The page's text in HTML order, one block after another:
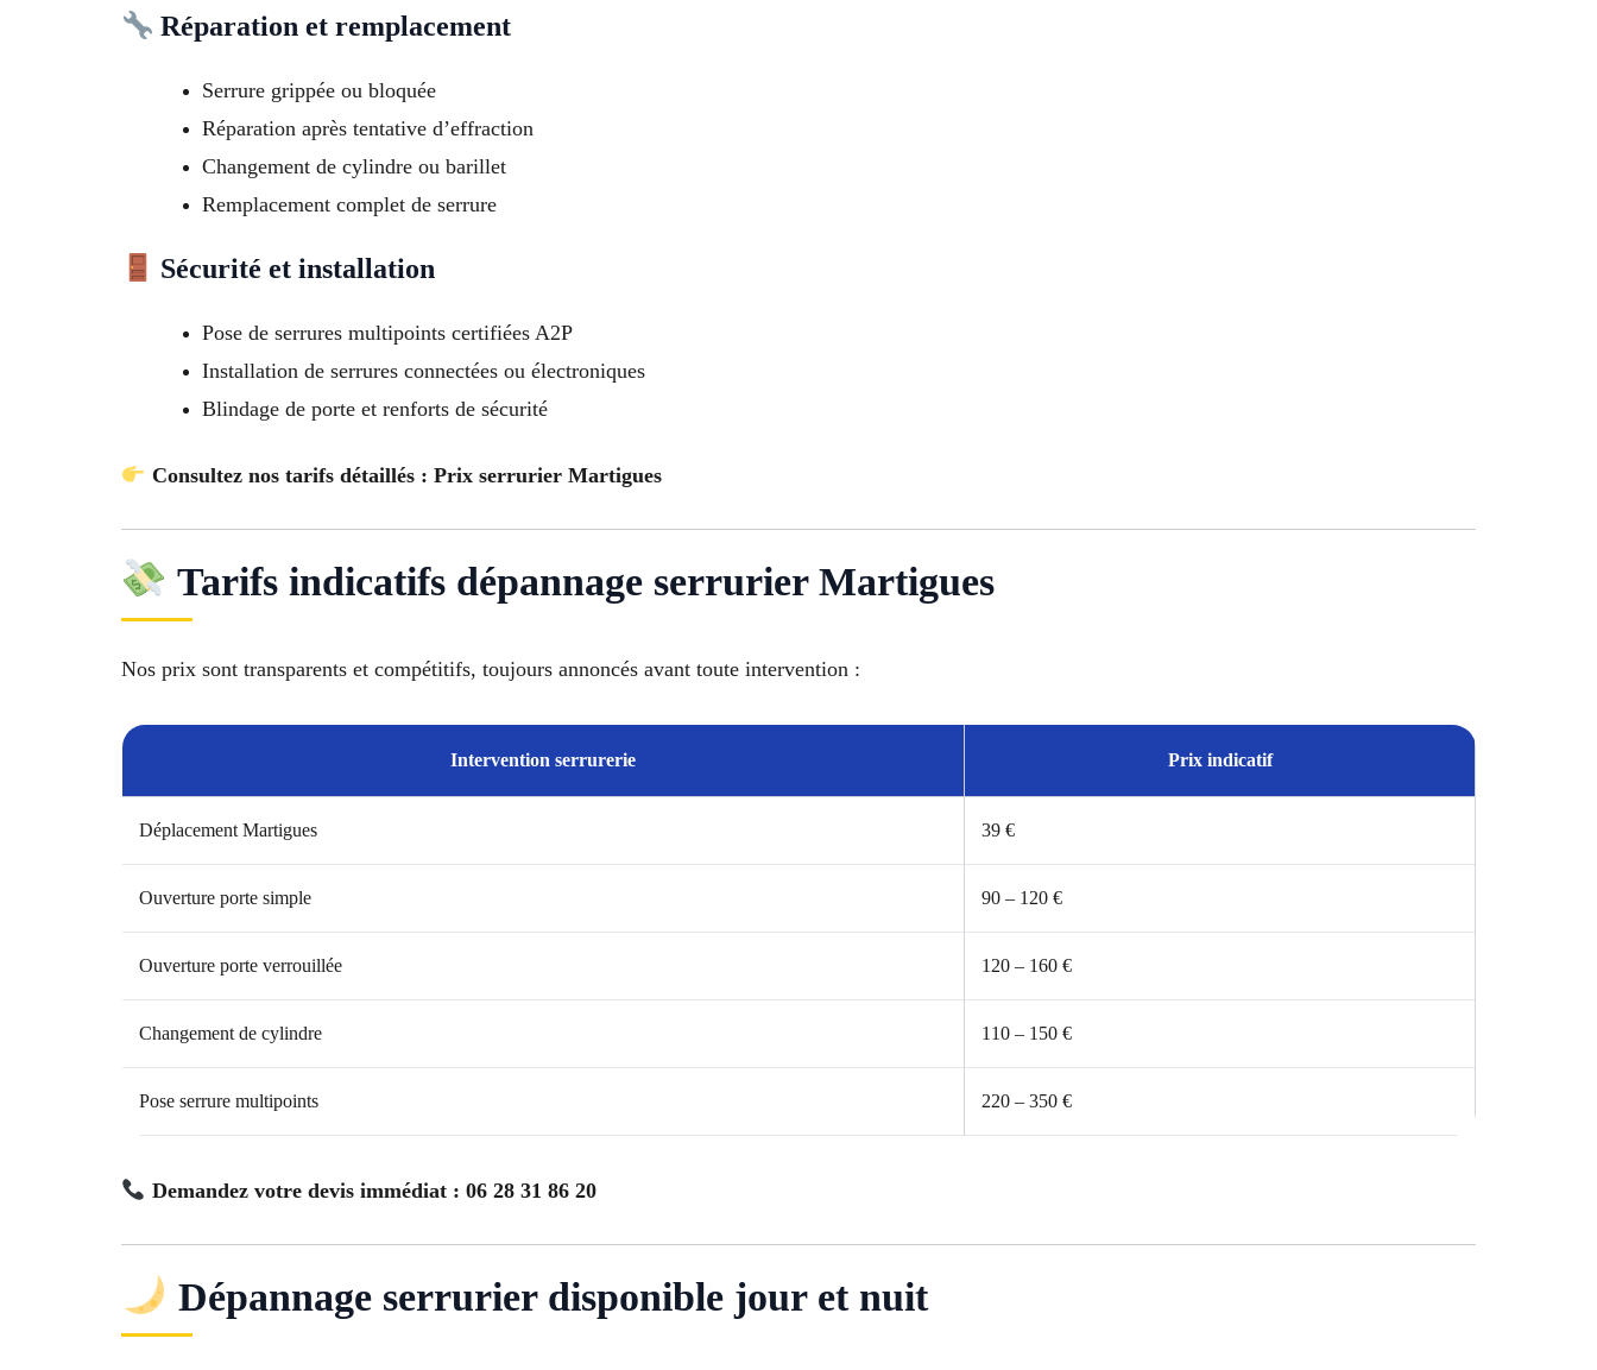
Réparation et remplacement
Serrure grippée ou bloquée
Réparation après tentative d’effraction
Changement de cylindre ou barillet
Remplacement complet de serrure
Sécurité et installation
Pose de serrures multipoints certifiées A2P
Installation de serrures connectées ou électroniques
Blindage de porte et renforts de sécurité
Consultez nos tarifs détaillés : Prix serrurier Martigues
Tarifs indicatifs dépannage serrurier Martigues
Nos prix sont transparents et compétitifs, toujours annoncés avant toute intervention :
Intervention serrurerie Prix indicatif
Déplacement Martigues 39 €
Ouverture porte simple 90 – 120 €
Ouverture porte verrouillée 120 – 160 €
Changement de cylindre 110 – 150 €
Pose serrure multipoints 220 – 350 €
Demandez votre devis immédiat : 06 28 31 86 20
Dépannage serrurier disponible jour et nuit